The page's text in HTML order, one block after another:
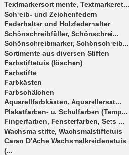
Textmarkersortimente, Textmarkeret...
Schreib- und Zeichenfedern
Federhalter und Holzfederhalter
Schönschreibfüller, Schönschrei...
Schönschreibmarker, Schönschreib...
Sortimente aus diversen Stiften
Farbstiftetuis (löschen)
Farbstifte
Farbkästen
Farbschälchen
Aquarellfarbkästen, Aquarellersat...
Plakatfarben- u. Schulfarben (Temp...
Fingerfarben, Fensterfarben, Sets ...
Wachsmalstifte, Wachsmalstiftetuis
Caran D'Ache Wachsmalkreidenetuis
(...